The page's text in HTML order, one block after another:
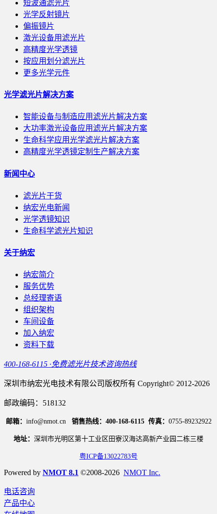
短波通滤光片
光学反射镜片
偏振镜片
激光设备用滤光片
高精度光学透镜
按应用划分滤光片
更多光学元件
光学滤光片解决方案
智能设备与制造应用滤光片解决方案
大功率激光设备应用滤光片解决方案
生命科学应用光学滤光片解决方案
高精度光学透镜定制生产解决方案
新闻中心
滤光片干货
纳宏光电新闻
光学透镜知识
生命科学滤光片知识
关于纳宏
纳宏简介
服务优势
总经理寄语
组织架构
车间设备
加入纳宏
资料下载
400-168-6115 ·免费滤光片技术咨询热线
深圳市纳宏光电技术有限公司版权所有 Copyright© 2012-2026
邮政编码：518132
邮箱： info@nmot.cn 销售热线：400-168-6115 传真： 0755-89232922
地址： 深圳市光明区第十工业区田寮汉海达高新产业园二栋三楼
粤ICP备13022783号
Powered by NMOT 8.1 ©2008-2026 NMOT Inc.
电话咨询
产品中心